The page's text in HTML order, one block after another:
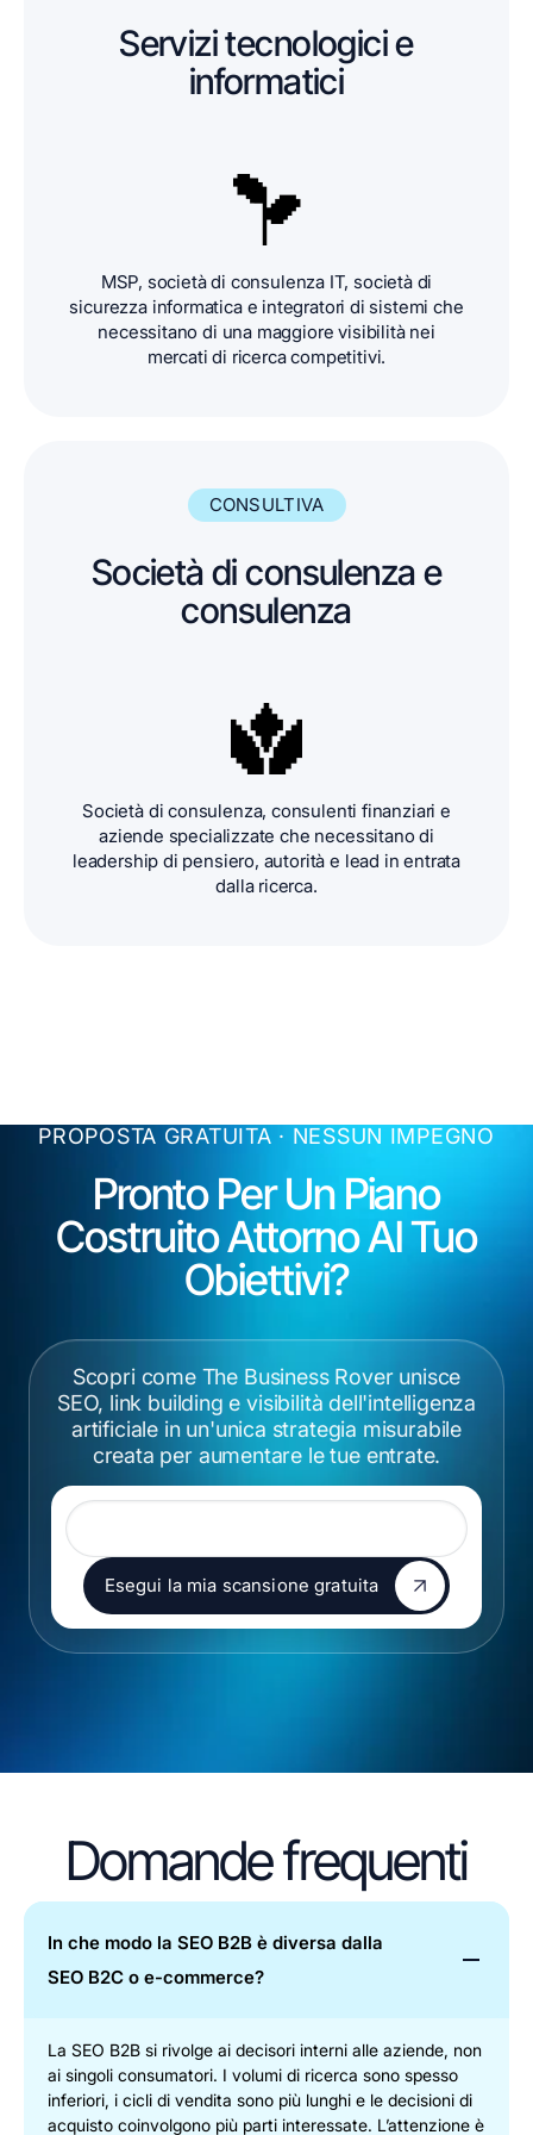
Servizi tecnologici e
informatici
MSP, società di consulenza IT, società di
sicurezza informatica e integratori di sistemi che
necessitano di una maggiore visibilità nei
mercati di ricerca competitivi.
CONSULTIVA
Società di consulenza e
consulenza
Società di consulenza, consulenti finanziari e
aziende specializzate che necessitano di
leadership di pensiero, autorità e lead in entrata
dalla ricerca.
PROPOSTA GRATUITA · NESSUN IMPEGNO
Pronto Per Un Piano
Costruito Attorno Al Tuo
Obiettivi?
Scopri come The Business Rover unisce
SEO, link building e visibilità dell'intelligenza
artificiale in un'unica strategia misurabile
creata per aumentare le tue entrate.
URL del sito web
Esegui la mia scansione gratuita
Esegui la mia scansione gratuita
Domande frequenti
In che modo la SEO B2B è diversa dalla
SEO B2C o e-commerce?
La SEO B2B si rivolge ai decisori interni alle aziende, non
ai singoli consumatori. I volumi di ricerca sono spesso
inferiori, i cicli di vendita sono più lunghi e le decisioni di
acquisto coinvolgono più parti interessate. L’attenzione è